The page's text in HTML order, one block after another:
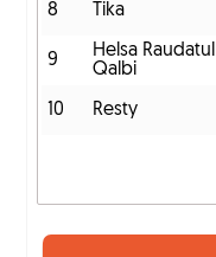
8 Tika
9
Helsa Raudatul
Qalbi
10 Resty